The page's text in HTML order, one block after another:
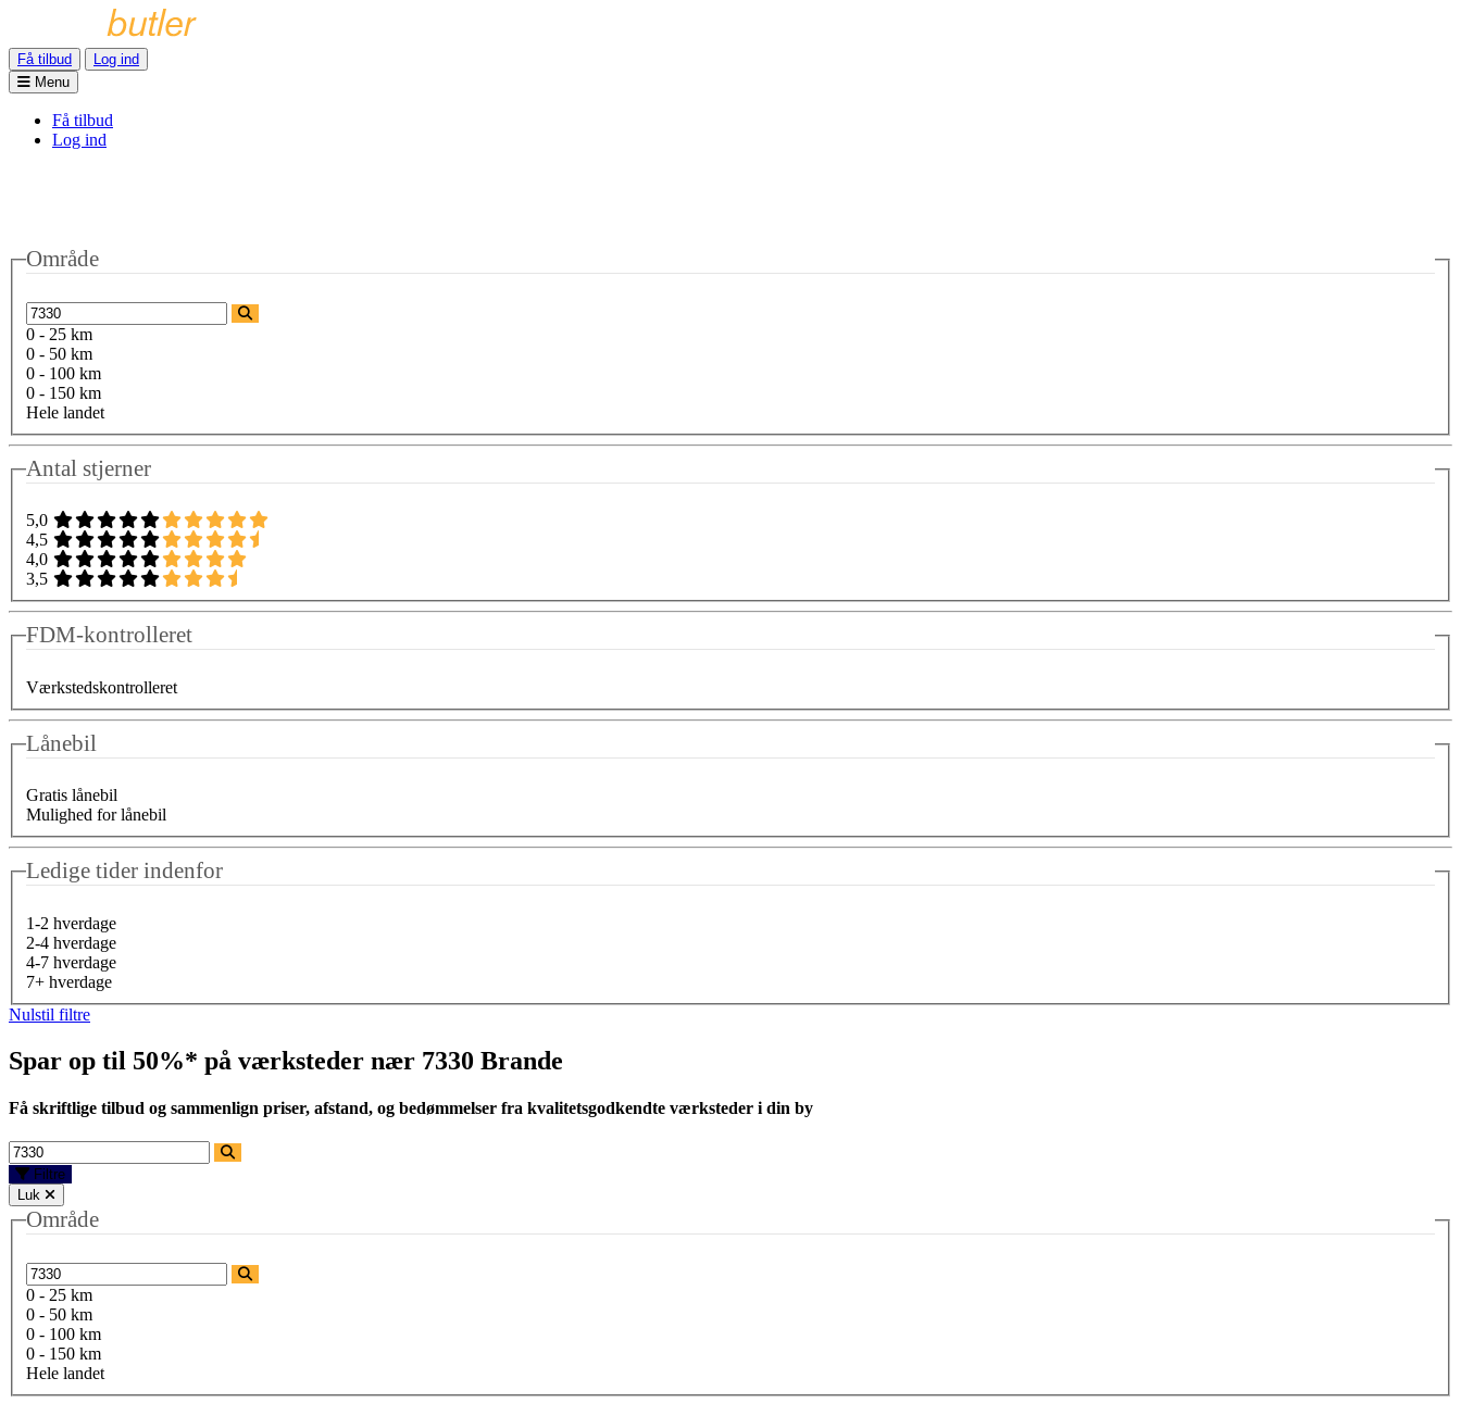
Få tilbud
Log ind
Menu
Få tilbud
Log ind
Område
0 - 25 km
0 - 50 km
0 - 100 km
0 - 150 km
Hele landet
Antal stjerner
5,0
4,5
4,0
3,5
FDM-kontrolleret
Værkstedskontrolleret
Lånebil
Gratis lånebil
Mulighed for lånebil
Ledige tider indenfor
1-2 hverdage
2-4 hverdage
4-7 hverdage
7+ hverdage
Nulstil filtre
Spar op til 50%* på værksteder nær 7330 Brande
Få skriftlige tilbud og sammenlign priser, afstand, og bedømmelser fra kvalitetsgodkendte værksteder i din by
Filtre
Luk
Område
0 - 25 km
0 - 50 km
0 - 100 km
0 - 150 km
Hele landet